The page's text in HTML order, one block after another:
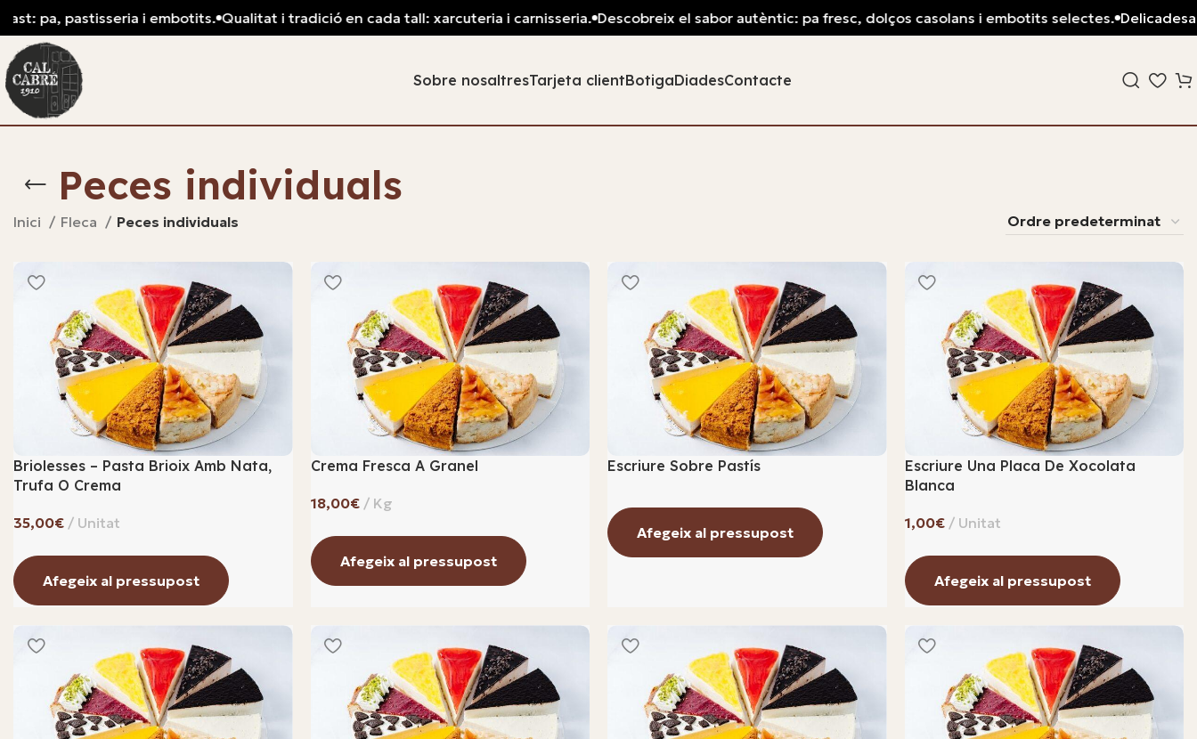
Sobre nosaltresTarjeta clientBotigaDiadesContacte
Peces individuals
Inici Fleca Peces individuals
Briolesses – Pasta Brioix Amb Nata,
Trufa O Crema
€
Afegeix al pressupost
Crema Fresca A Granel
€
Afegeix al pressupost
Escriure Sobre Pastís
Afegeix al pressupost
Escriure Una Placa De Xocolata
Blanca
€
Afegeix al pressupost
pastisseria i embotits. Qualitat i tradició en cada tall: xarcuteria i carnisseria. Descobreix el sabor autèntic: pa fresc, dolços casolans i embotits selectes. Delicadesa